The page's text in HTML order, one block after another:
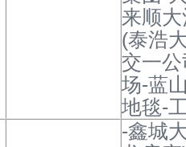
来顺
(泰浩
交一
场-蓝
地毯-
-鑫城